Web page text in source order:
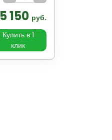
5 150 руб.
Купить в 1
клик